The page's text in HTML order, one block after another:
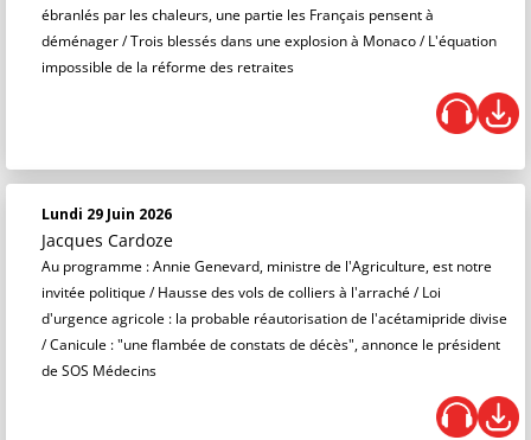
ébranlés par les chaleurs, une partie les Français pensent à
déménager / Trois blessés dans une explosion à Monaco / L'équation
impossible de la réforme des retraites
Lundi 29 Juin 2026
Jacques Cardoze
Au programme : Annie Genevard, ministre de l'Agriculture, est notre
invitée politique / Hausse des vols de colliers à l'arraché / Loi
d'urgence agricole : la probable réautorisation de l'acétamipride divise
/ Canicule : "une flambée de constats de décès", annonce le président
de SOS Médecins